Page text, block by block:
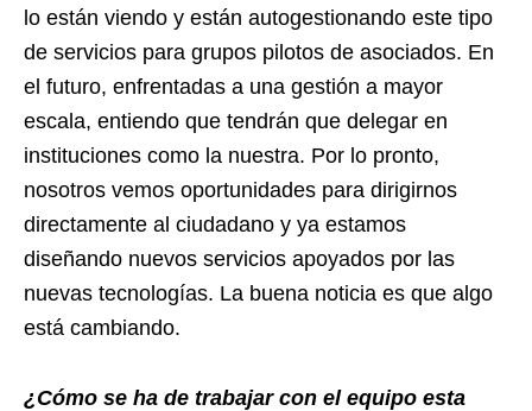
lo están viendo y están autogestionando este tipo
de servicios para grupos pilotos de asociados. En
el futuro, enfrentadas a una gestión a mayor
escala, entiendo que tendrán que delegar en
instituciones como la nuestra. Por lo pronto,
nosotros vemos oportunidades para dirigirnos
directamente al ciudadano y ya estamos
diseñando nuevos servicios apoyados por las
nuevas tecnologías. La buena noticia es que algo
está cambiando.
¿Cómo se ha de trabajar con el equipo esta